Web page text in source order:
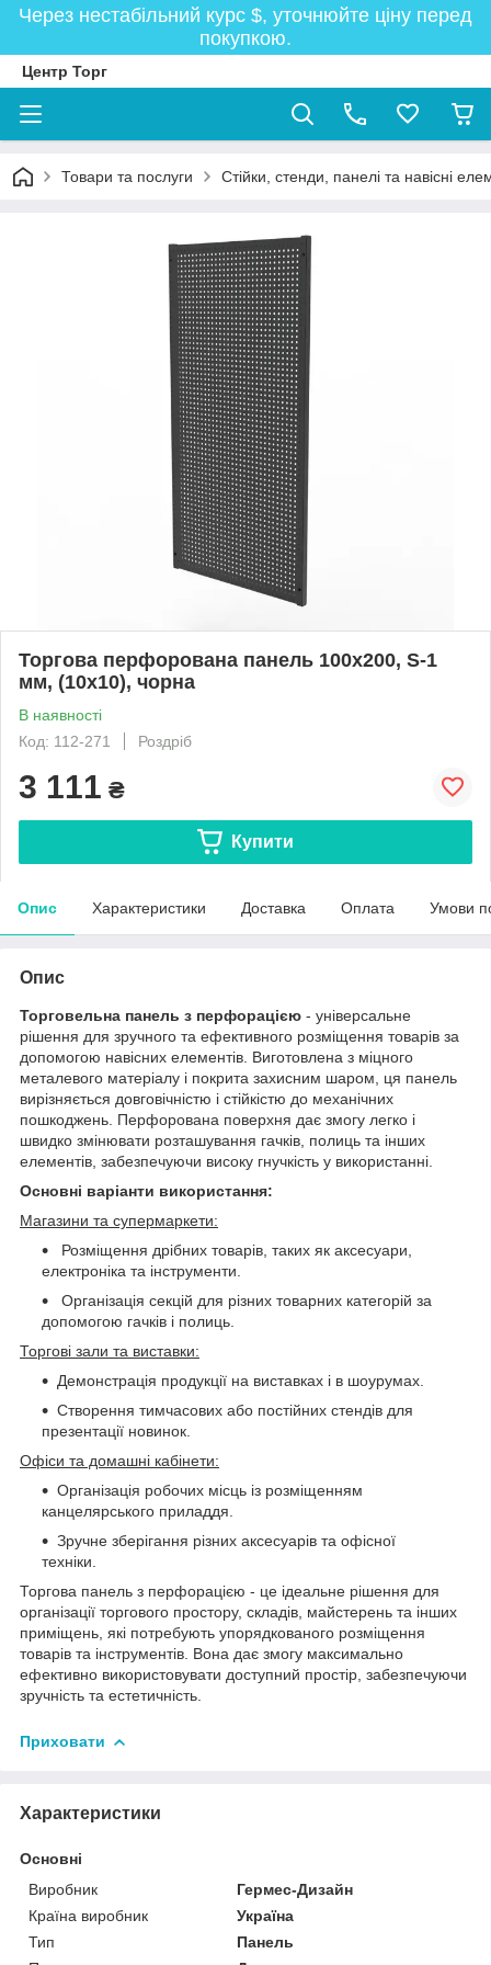
Через нестабільний курс $, уточнюйте ціну перед
покупкою.
Центр Торг
Товари та послуги Стійки, стенди, панелі та навісні
Торгова перфорована панель 100х200, S-1
мм, (10х10), чорна
В наявності
Код: 112-271
Роздріб
3 111 ₴
Купити
Опис Характеристики Доставка Оплата Умови
Опис
Торговельна панель з перфорацією - універсальне
рішення для зручного та ефективного розміщення товарів за
допомогою навісних елементів. Виготовлена з міцного
металевого матеріалу і покрита захисним шаром, ця панель
вирізняється довговічністю і стійкістю до механічних
пошкоджень. Перфорована поверхня дає змогу легко і
швидко змінювати розташування гачків, полиць та інших
елементів, забезпечуючи високу гнучкість у використанні.
Основні варіанти використання:
Магазини та супермаркети:
Розміщення дрібних товарів, таких як аксесуари,
електроніка та інструменти.
Організація секцій для різних товарних категорій за
допомогою гачків і полиць.
Торгові зали та виставки:
Демонстрація продукції на виставках і в шоурумах.
Створення тимчасових або постійних стендів для
презентації новинок.
Офіси та домашні кабінети:
Організація робочих місць із розміщенням
канцелярського приладдя.
Зручне зберігання різних аксесуарів та офісної
техніки.
Торгова панель з перфорацією - це ідеальне рішення для
організації торгового простору, складів, майстерень та інших
приміщень, які потребують упорядкованого розміщення
товарів та інструментів. Вона дає змогу максимально
ефективно використовувати доступний простір, забезпечуючи
зручність та естетичність.
Приховати
Характеристики
Основні
Виробник
Гермес-Дизайн
Країна виробник
Україна
Тип
Панель